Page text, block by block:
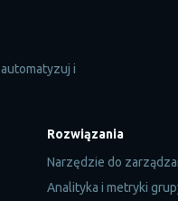
i
Rozwiązania
Narzędzie do
Analityka i metryki